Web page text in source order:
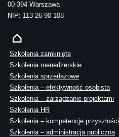
00-394 Warszawa
NIP: 113-26-90-108
Szkolenia zamknięte
Szkolenia menedżerskie
Szkolenia sprzedażowe
Szkolenia – efektywność osobista
Szkolenia – zarządzanie projektami
Szkolenia HR
Szkolenia – kompetencje przyszłości
Szkolenia – administracja publiczna